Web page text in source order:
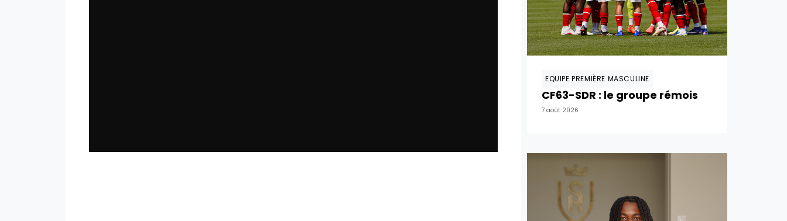
EQUIPE PREMIÈRE MASCULINE
CF63-SDR : le groupe rémois
7 août 2026